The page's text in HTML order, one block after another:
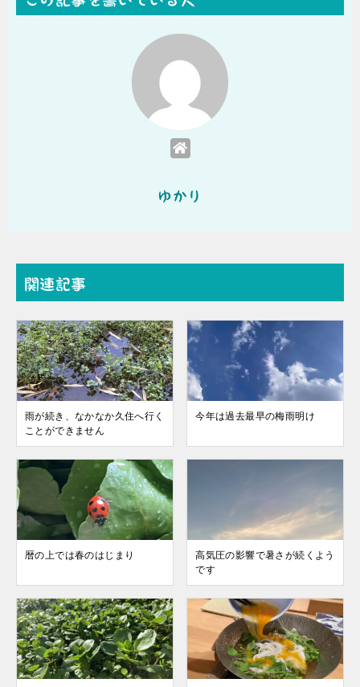
ゆかり
関連記事
雨が続き、なかなか久住へ行く
ことができません
今年は過去最早の梅雨明け
暦の上では春のはじまり
高気圧の影響で暑さが続くよう
です